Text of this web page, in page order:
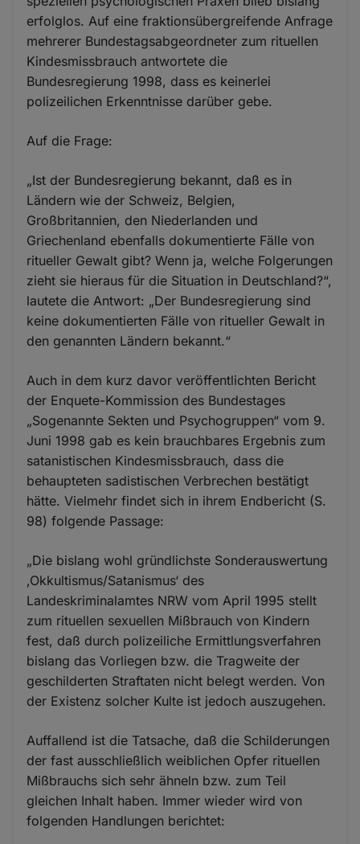
erfolglos. Auf eine fraktionsübergreifende Anfrage
mehrerer Bundestagsabgeordneter zum rituellen
Kindesmissbrauch antwortete die
Bundesregierung 1998, dass es keinerlei
polizeilichen Erkenntnisse darüber gebe.
Auf die Frage:
„Ist der Bundesregierung bekannt, daß es in
Ländern wie der Schweiz, Belgien,
Großbritannien, den Niederlanden und
Griechenland ebenfalls dokumentierte Fälle von
ritueller Gewalt gibt? Wenn ja, welche Folgerungen
zieht sie hieraus für die Situation in Deutschland?“,
lautete die Antwort: „Der Bundesregierung sind
keine dokumentierten Fälle von ritueller Gewalt in
den genannten Ländern bekannt.“
Auch in dem kurz davor veröffentlichten Bericht
der Enquete-Kommission des Bundestages
„Sogenannte Sekten und Psychogruppen“ vom 9.
Juni 1998 gab es kein brauchbares Ergebnis zum
satanistischen Kindesmissbrauch, dass die
behaupteten sadistischen Verbrechen bestätigt
hätte. Vielmehr findet sich in ihrem Endbericht (S.
98) folgende Passage:
„Die bislang wohl gründlichste Sonderauswertung
‚Okkultismus/Satanismus‘ des
Landeskriminalamtes NRW vom April 1995 stellt
zum rituellen sexuellen Mißbrauch von Kindern
fest, daß durch polizeiliche Ermittlungsverfahren
bislang das Vorliegen bzw. die Tragweite der
geschilderten Straftaten nicht belegt werden. Von
der Existenz solcher Kulte ist jedoch auszugehen.
Auffallend ist die Tatsache, daß die Schilderungen
der fast ausschließlich weiblichen Opfer rituellen
Mißbrauchs sich sehr ähneln bzw. zum Teil
gleichen Inhalt haben. Immer wieder wird von
folgenden Handlungen berichtet: